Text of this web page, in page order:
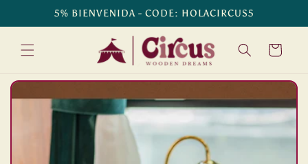
directamente
al contenido
5% BIENVENIDA - CODE: HOLACIRCUS5
Carrito